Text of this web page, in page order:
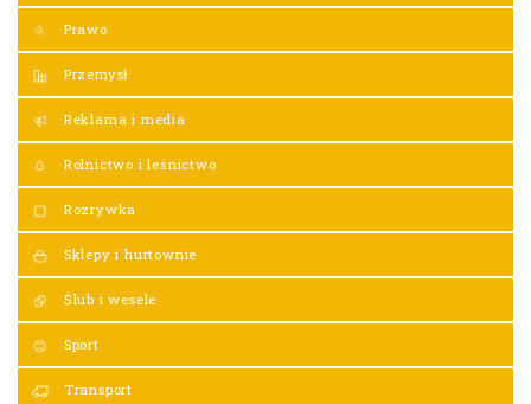
Prawo
Przemysł
Reklama i media
Rolnictwo i leśnictwo
Rozrywka
Sklepy i hurtownie
Ślub i wesele
Sport
Transport